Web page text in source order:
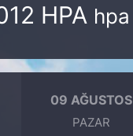
HPA hpa
09 AĞUSTOS
PAZAR